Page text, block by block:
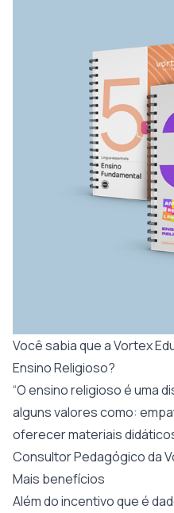
Você sabia que a Vortex
Ensino Religioso?
“O ensino religioso é uma
alguns valores como:
oferecer materiais
Consultor Pedagógico da
Mais benefícios
Além do incentivo que é